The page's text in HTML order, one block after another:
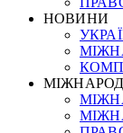
НОВИНИ